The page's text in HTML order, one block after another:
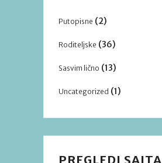
Putopisne (2)
Roditeljske (36)
Sasvim lično (13)
Uncategorized (1)
PREGLEDI SAJTA